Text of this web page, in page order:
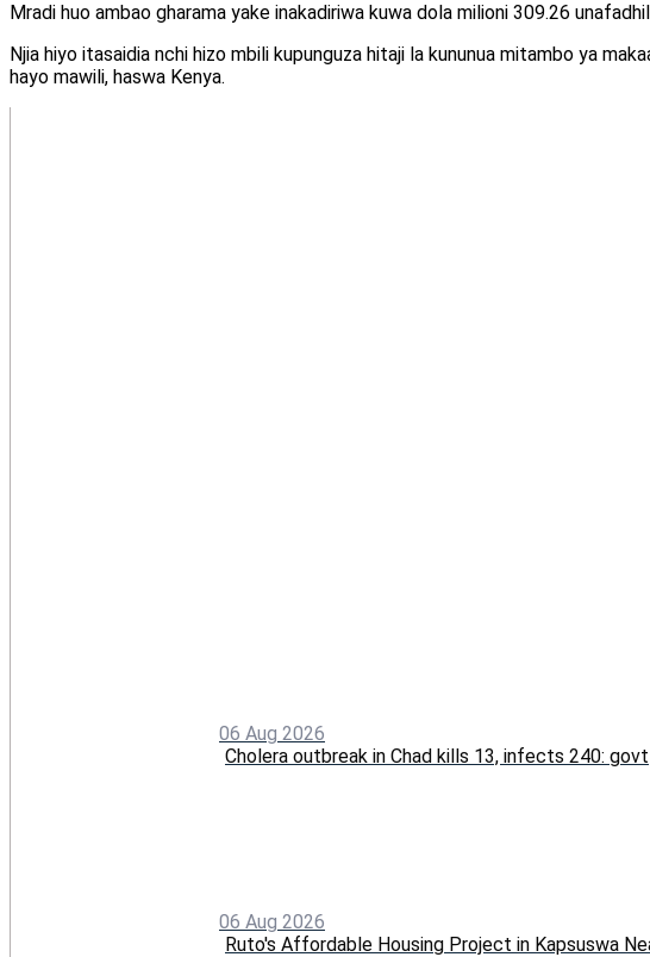
Mradi huo ambao gharama yake inakadiriwa kuwa dola milioni 309.26
Njia hiyo itasaidia nchi hizo mbili kupunguza hitaji la kununua mitambo ya
hayo mawili, haswa Kenya.
06 Aug 2026
Cholera outbreak in Chad kills 13, infects 240: govt
06 Aug 2026
Ruto's Affordable Housing Project in Kapsuswa